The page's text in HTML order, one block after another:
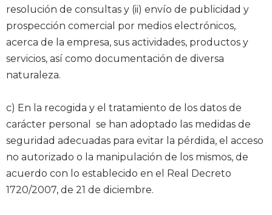
resolución de consultas y (ii) envío de publicidad y
prospección comercial por medios electrónicos,
acerca de la empresa, sus actividades, productos y
servicios, así como documentación de diversa
naturaleza.
c) En la recogida y el tratamiento de los datos de
carácter personal se han adoptado las medidas de
seguridad adecuadas para evitar la pérdida, el acceso
no autorizado o la manipulación de los mismos, de
acuerdo con lo establecido en el Real Decreto
1720/2007, de 21 de diciembre.